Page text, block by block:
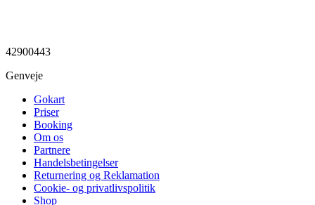
42900443
Genveje
Gokart
Priser
Booking
Om os
Partnere
Handelsbetingelser
Returnering og Reklamation
Cookie- og privatlivspolitik
Shop